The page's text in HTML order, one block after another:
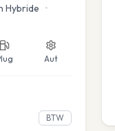
Hybride •
Aut
BTW